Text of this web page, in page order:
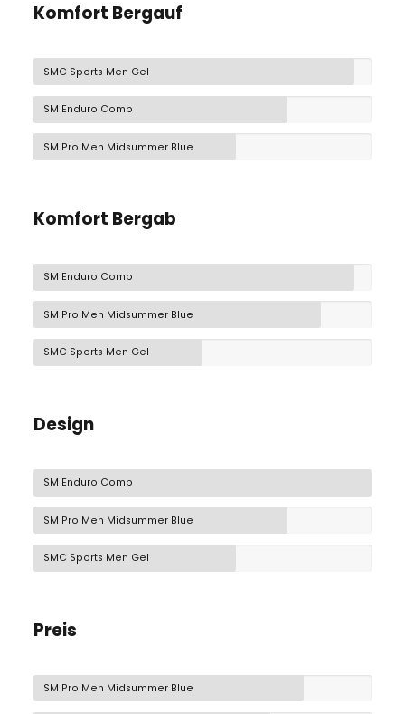
Komfort Bergauf
SMC Sports Men Gel
SM Enduro Comp
SM Pro Men Midsummer Blue
Komfort Bergab
SM Enduro Comp
SM Pro Men Midsummer Blue
SMC Sports Men Gel
Design
SM Enduro Comp
SM Pro Men Midsummer Blue
SMC Sports Men Gel
Preis
SM Pro Men Midsummer Blue